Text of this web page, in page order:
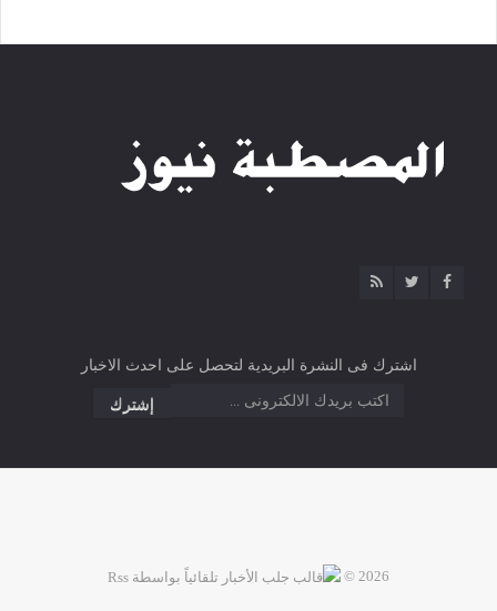
اشترك فى النشرة البريدية لتحصل على احدث الاخبار
2026 ©